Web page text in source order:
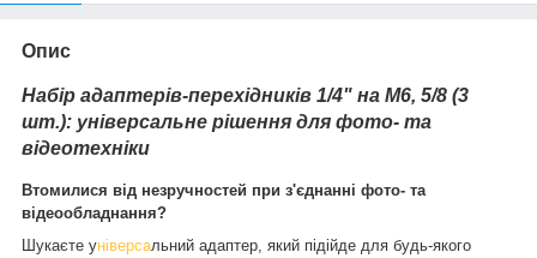
Опис
Набір адаптерів-перехідників 1/4" на M6, 5/8 (3
шт.): універсальне рішення для фото- та
відеотехніки
Втомилися від незручностей при з'єднанні фото- та
відеообладнання?
Шукаєте універсальний адаптер, який підійде для будь-якого